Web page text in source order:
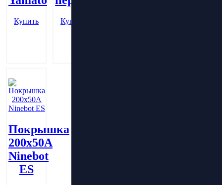
Купить Купить
Покрышка
200х50А
Ninebot
ES